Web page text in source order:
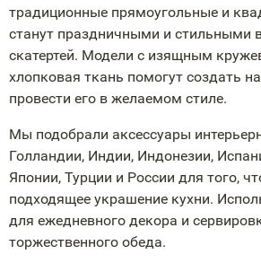
традиционные прямоугольные и
станут праздничными и стильными
скатертей. Модели с изящным
хлопковая ткань помогут создать
провести его в желаемом стиле.
Мы подобрали аксессуары
Голландии, Индии, Индонезии,
Японии, Турции и России для того,
подходящее украшение кухни.
для ежедневного декора и
торжественного обеда.